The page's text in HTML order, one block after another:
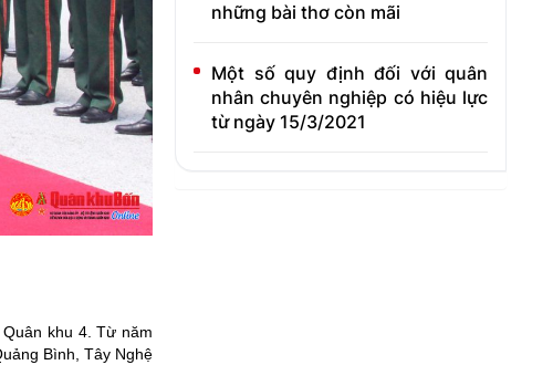
khu 4. Từ năm
Bình, Tây Nghệ
những bài thơ còn mãi
Một số quy định đối với quân
nhân chuyên nghiệp có hiệu lực
từ ngày 15/3/2021